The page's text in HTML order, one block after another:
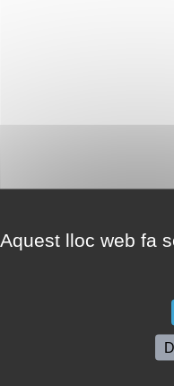
Aquest lloc web fa